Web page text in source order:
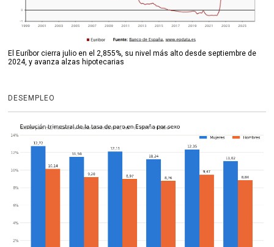
El Euríbor cierra julio en el 2,855%, su nivel más alto desde septiembre de
2024, y avanza alzas hipotecarias
DESEMPLEO